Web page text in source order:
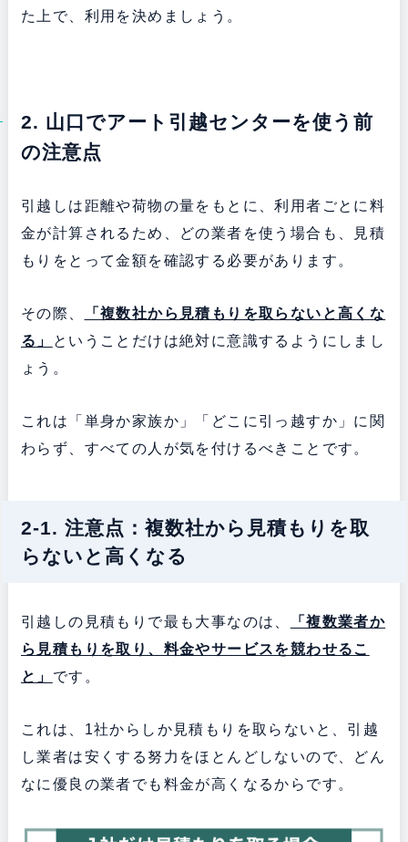
た上で、利用を決めましょう。
2. 山口でアート引越センターを使う前
の注意点
引越しは距離や荷物の量をもとに、利用者ごとに料
金が計算されるため、どの業者を使う場合も、見積
もりをとって金額を確認する必要があります。
その際、
「複数社から見積もりを取らないと高くな
る」
ということだけは絶対に意識するようにしまし
ょう。
これは「単身か家族か」「どこに引っ越すか」に関
わらず、すべての人が気を付けるべきことです。
2-1. 注意点：複数社から見積もりを取
らないと高くなる
引越しの見積もりで最も大事なのは、
「複数業者か
ら見積もりを取り、料金やサービスを競わせるこ
と」 です。
これは、1社からしか見積もりを取らないと、引越
し業者は安くする努力をほとんどしないので、どん
なに優良の業者でも料金が高くなるからです。